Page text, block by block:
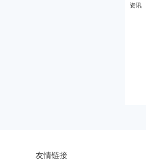
资讯
友情链接